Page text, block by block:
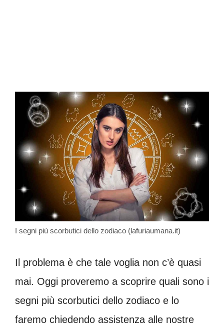
I segni più scorbutici dello zodiaco (lafuriaumana.it)
Il problema è che tale voglia non c’è quasi
mai. Oggi proveremo a scoprire quali sono i
segni più scorbutici dello zodiaco e lo
faremo chiedendo assistenza alle nostre